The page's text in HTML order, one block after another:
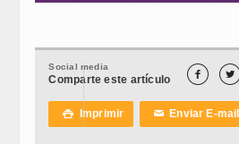
Social media
Comparte este artículo  
 Imprimir ✉Enviar E-mail